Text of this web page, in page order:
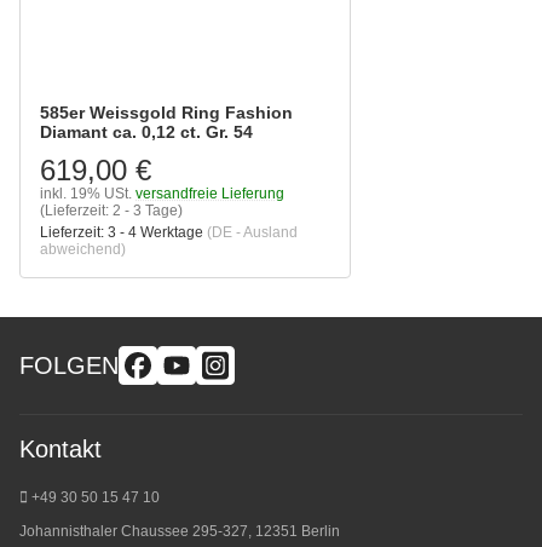
585er Weissgold Ring Fashion
Diamant ca. 0,12 ct. Gr. 54
619,00 €
inkl. 19% USt. versandfreie Lieferung
(Lieferzeit: 2 - 3 Tage)
Lieferzeit: 3 - 4 Werktage (DE - Ausland
abweichend)
FOLGEN
Kontakt
+49 30 50 15 47 10
Johannisthaler Chaussee 295-327, 12351 Berlin